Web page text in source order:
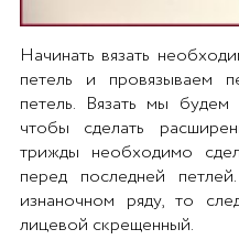
Начинать вязать
петель и провязываем
петель. Вязать мы будем
чтобы сделать
трижды необходимо
перед последней
изнаночном ряду, то
лицевой скрещенный.